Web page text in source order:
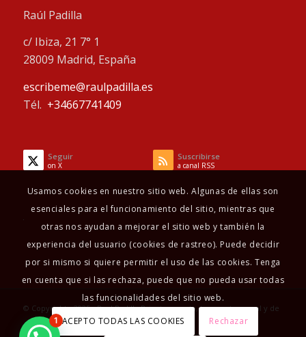
Raúl Padilla
c/ Ibiza, 21 7° 1
28009 Madrid, España
escribeme@raulpadilla.es
Tél. +34667741409
Seguir
on X
Suscribirse
a canal RSS
© Copyright - 2025 - Raul Padilla Psicoterapeuta, terapeuta sexual y de
pareja
Usamos cookies en nuestro sitio web. Algunas de ellas son
esenciales para el funcionamiento del sitio, mientras que
otras nos ayudan a mejorar el sitio web y también la
experiencia del usuario (cookies de rastreo). Puede decidir
por si mismo si quiere permitir el uso de las cookies. Tenga
en cuenta que si las rechaza, puede que no pueda usar todas
las funcionalidades del sitio web.
ACEPTO TODAS LAS COOKIES Rechazar
1